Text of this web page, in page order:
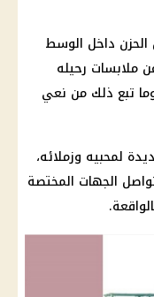
داخل الوسط
ملابسات رحيله
تبع ذلك من نعي
لمحبيه وزملائه،
الجهات المختصة